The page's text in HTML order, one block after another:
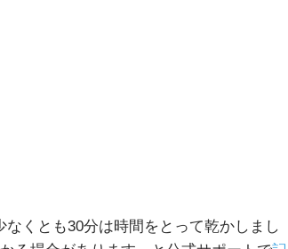
くとも30分は時間をとって乾かしまし